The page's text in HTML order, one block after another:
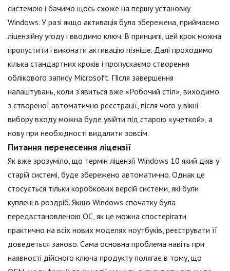
системою і бачимо щось схоже на першу установку
Windows. У разі якщо активація була збережена, приймаємо
ліцензійну угоду і вводимо ключ. В принципі, цей крок можна
пропустити і виконати активацію пізніше. Далі проходимо
кілька стандартних кроків і пропускаємо створення
облікового запису Microsoft. Після завершення
налаштувань, коли з'явиться вже «Робочий стіл», виходимо
з створеної автоматично реєстрації, після чого у вікні
вибору входу можна буде увійти під старою «учеткой», а
нову при необхідності видалити зовсім.
Питання перенесення ліцензії
Як вже зрозуміло, що термін ліцензії Windows 10 який діяв у
старій системі, буде збережено автоматично. Однак це
стосується тільки коробкових версій системи, які були
куплені в роздріб. Якщо Windows спочатку була
передвстановленою ОС, як це можна спостерігати
практично на всіх нових моделях ноутбуків, реєструвати її
доведеться заново. Сама основна проблема навіть при
наявності дійсного ключа продукту полягає в тому, що